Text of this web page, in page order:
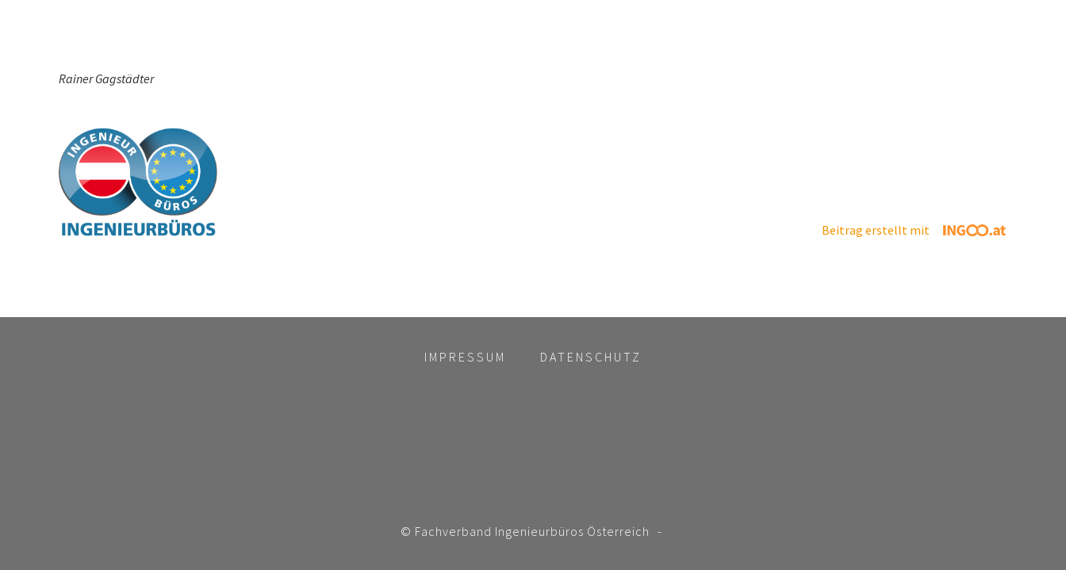
Rainer Gagstädter
Beitrag erstellt mit
IMPRESSUM DATENSCHUTZ
© Fachverband Ingenieurbüros Österreich -